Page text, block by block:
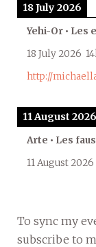
18 July 2026
Yehi-Or • Les
18 July 2026
http://
11 August 2026
Arte • Les
11 August 2026
To sync my
subscribe to